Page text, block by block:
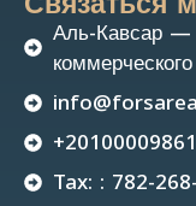
Аль-Кавсар —
Tax: : 782-